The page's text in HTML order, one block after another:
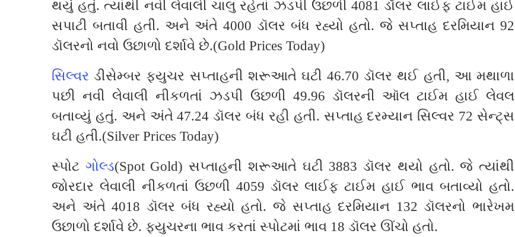
થયું હતું. ત્યાંથી નવી લેવાલી ચાલુ રહેતાં ઝડપી ઉછળી 4081 ડૉલર લાઈફ ટાઈમ હાઈ
સપાટી બતાવી હતી. અને અંતે 4000 ડૉલર બંધ રહ્યો હતો. જે સપ્તાહ દરમિયાન 92
ડૉલરનો નવો ઉછાળો દર્શાવે છે.(Gold Prices Today)
સિલ્વર ડીસેમ્બર ફ્યુચર સપ્તાહની શરૂઆતે ઘટી 46.70 ડૉલર થઈ હતી, આ મથાળા
પછી નવી લેવાલી નીકળતાં ઝડપી ઉછળી 49.96 ડૉલરની ઑલ ટાઈમ હાઈ લેવલ
બતાવ્યું હતું. અને અંતે 47.24 ડૉલર બંધ રહી હતી. સપ્તાહ દરમ્યાન સિલ્વર 72 સેન્ટ્સ
ઘટી હતી.(Silver Prices Today)
સ્પોટ ગોલ્ડ(Spot Gold) સપ્તાહની શરૂઆતે ઘટી 3883 ડૉલર થયો હતો. જે ત્યાંથી
જોરદાર લેવાલી નીકળતાં ઉછળી 4059 ડૉલર લાઈફ ટાઈમ હાઈ ભાવ બતાવ્યો હતો.
અને અંતે 4018 ડૉલર બંધ રહ્યો હતો. જે સપ્તાહ દરમિયાન 132 ડૉલરનો ભારેખમ
ઉછાળો દર્શાવે છે. ફયુચરના ભાવ કરતાં સ્પોટમાં ભાવ 18 ડૉલર ઊંચો હતો.